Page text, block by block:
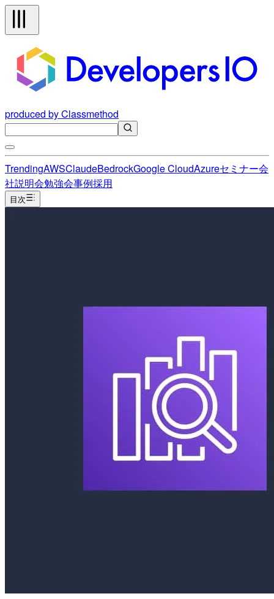
produced by Classmethod
TrendingAWSClaudeBedrockGoogle CloudAzureセミナー会
社説明会勉強会事例採用
目次